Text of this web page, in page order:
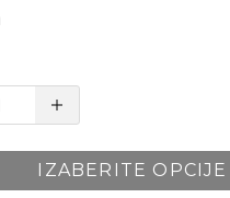
IZABERITE OPCIJE